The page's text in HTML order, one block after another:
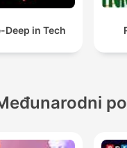
Deep in Tech